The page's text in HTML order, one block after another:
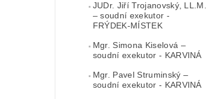
JUDr. Jiří Trojanovský, LL.M.
– soudní exekutor -
FRÝDEK-MÍSTEK
Mgr. Simona Kiselová –
soudní exekutor - KARVINÁ
Mgr. Pavel Struminský –
soudní exekutor - KARVINÁ